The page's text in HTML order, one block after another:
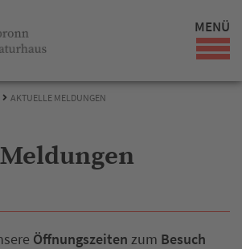
MENÜ
AKTUELLE MELDUNGEN
Öffnungszeiten zum Besuch